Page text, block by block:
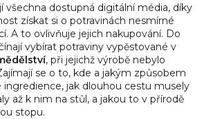
všechna dostupná digitální média, díky
získat si o potravinách nesmírné
A to ovlivňuje jejich nakupování. Do
vybírat potraviny vypěstované v
, při jejichž výrobě nebylo
se o to, kde a jakým způsobem
jak dlouhou cestu musely
až k nim na stůl, a jakou to v přírodě
stopu.